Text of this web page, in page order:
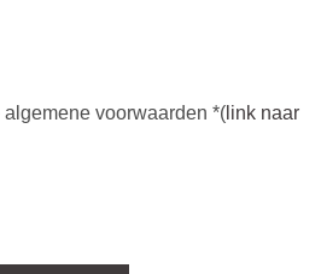
algemene voorwaarden *( link naar